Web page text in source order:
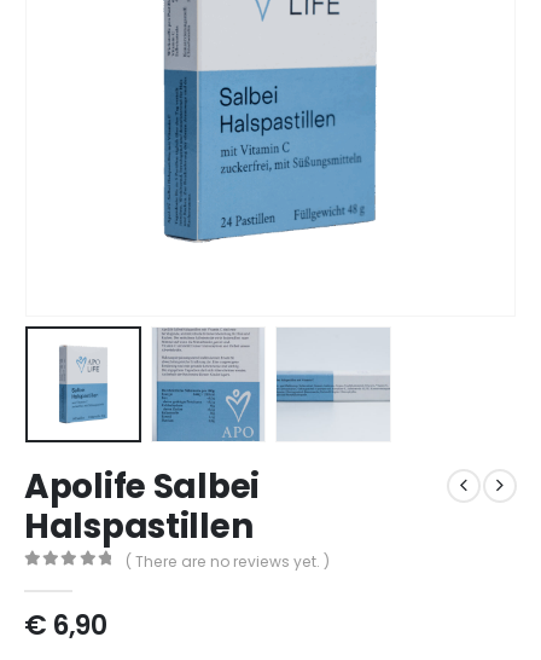
Apolife Salbei
Halspastillen
( There are no reviews yet. )
€ 6,90